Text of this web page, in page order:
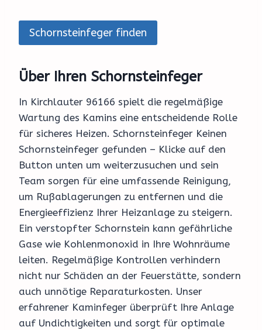
Schornsteinfeger finden
Über Ihren Schornsteinfeger
In Kirchlauter 96166 spielt die regelmäßige
Wartung des Kamins eine entscheidende Rolle
für sicheres Heizen. Schornsteinfeger Keinen
Schornsteinfeger gefunden – Klicke auf den
Button unten um weiterzusuchen und sein
Team sorgen für eine umfassende Reinigung,
um Rußablagerungen zu entfernen und die
Energieeffizienz Ihrer Heizanlage zu steigern.
Ein verstopfter Schornstein kann gefährliche
Gase wie Kohlenmonoxid in Ihre Wohnräume
leiten. Regelmäßige Kontrollen verhindern
nicht nur Schäden an der Feuerstätte, sondern
auch unnötige Reparaturkosten. Unser
erfahrener Kaminfeger überprüft Ihre Anlage
auf Undichtigkeiten und sorgt für optimale